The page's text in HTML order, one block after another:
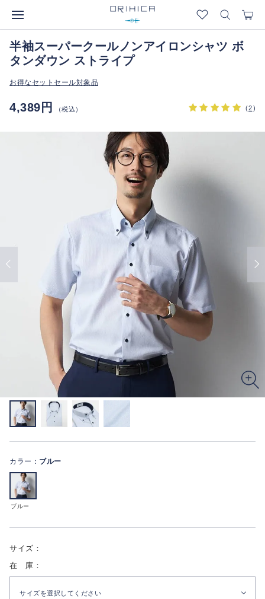
半袖スーパークールノンアイロンシャツ ボ
タンダウン ストライプ
お得なセットセール対象品
4,389円 （税込） (2)
カラー： ブルー
ブルー
サイズ：
在 庫：
サイズを選択してください